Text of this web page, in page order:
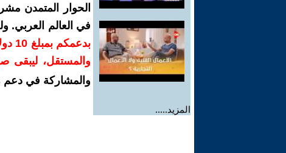
المزيد.....
الحوار المتمدن
في العالم العربي.
والمستقل، ليبقى
والمشاركة في دعم